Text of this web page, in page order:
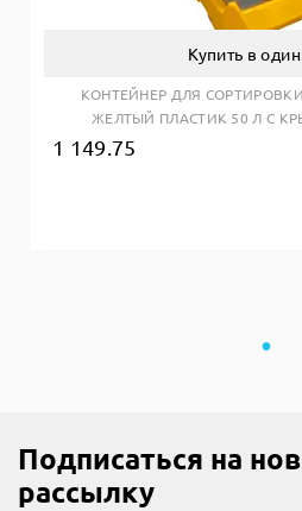
Купить в
КОНТЕЙНЕР ДЛЯ
ЖЕЛТЫЙ ПЛАСТИК 50 Л С
1 149.75
Подписаться на
рассылку